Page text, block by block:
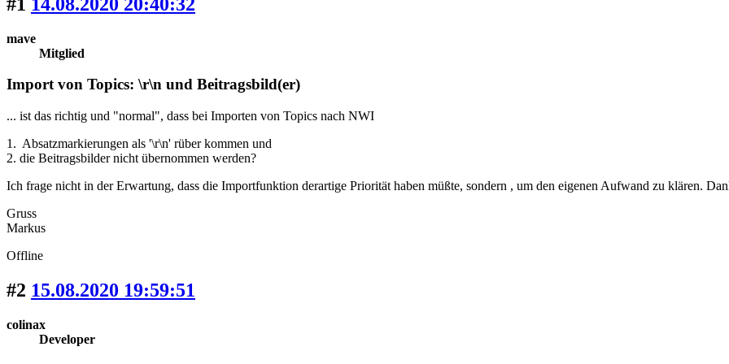
mave
Mitglied
Import von Topics: \r\n und Beitragsbild(er)
... ist das richtig und "normal", dass bei Importen von Topics nach NWI
1. Absatzmarkierungen als '\r\n' rüber kommen und
2. die Beitragsbilder nicht übernommen werden?
Ich frage nicht in der Erwartung, dass die Importfunktion derartige Priorität haben müßte, sondern , um den eigenen Aufwand zu klären.
Gruss
Markus
Offline
#2 15.08.2020 19:59:51
colinax
Developer